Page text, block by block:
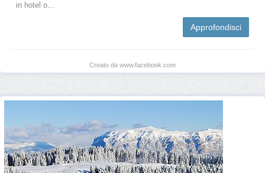
in hotel o...
Approfondisci
Creato da www.facebook.com